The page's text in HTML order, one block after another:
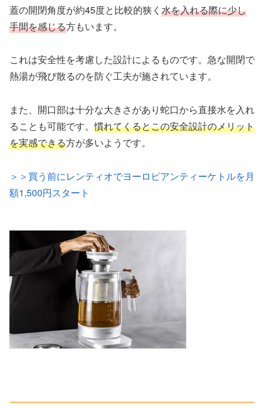
蓋の開閉角度が約45度と比較的狭く 水を入れる際に少し
手間を感じる方もいます。
これは安全性を考慮した設計によるものです。急な開閉で
熱湯が飛び散るのを防ぐ工夫が施されています。
また、開口部は十分な大きさがあり蛇口から直接水を入れ
ることも可能です。慣れてくるとこの安全設計のメリット
を実感できる方が多いようです。
＞＞買う前にレンティオでヨーロピアンティーケトルを月
額1,500円スタート